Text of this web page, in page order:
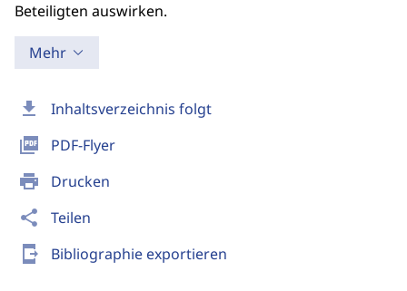
download Inhaltsverzeichnis folgt
picture_as_pdf PDF-Flyer
print Drucken
share Teilen
send_to_mobile Bibliographie exportieren
Beteiligten auswirken.
Mehr